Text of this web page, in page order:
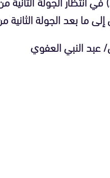
ما بعد الجولة الثانية
عبد النبي العفوي